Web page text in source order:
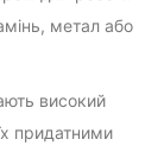
метал або
високий
придатними